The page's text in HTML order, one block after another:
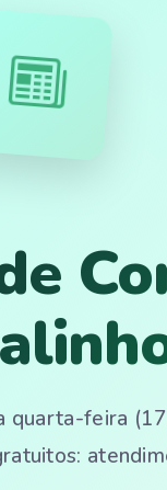
quarta-feira